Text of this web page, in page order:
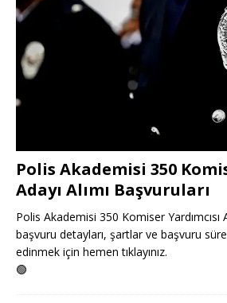
Polis Akademisi 350
Adayı Alımı Başvuruları
Polis Akademisi 350 Komiser Yardımcısı
başvuru detayları, şartlar ve başvuru
edinmek için hemen tıklayınız.
🟢